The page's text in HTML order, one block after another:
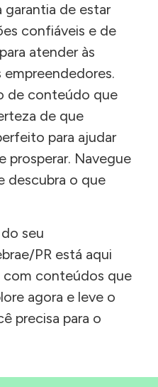
garantia de estar
confiáveis e de
atender às
empreendedores.
de conteúdo que
de que
para ajudar
prosperar. Navegue
descubra o que
seu
PR está aqui
com conteúdos que
agora e leve o
precisa para o